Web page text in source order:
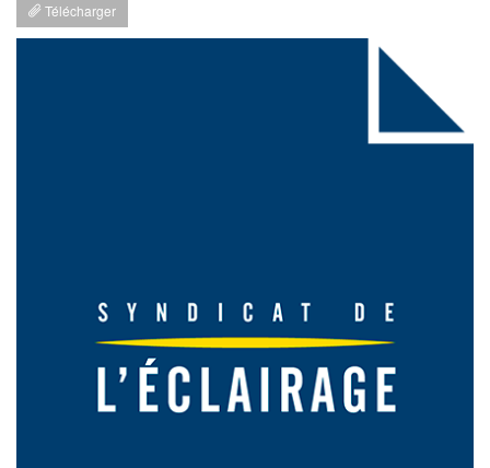
Télécharger